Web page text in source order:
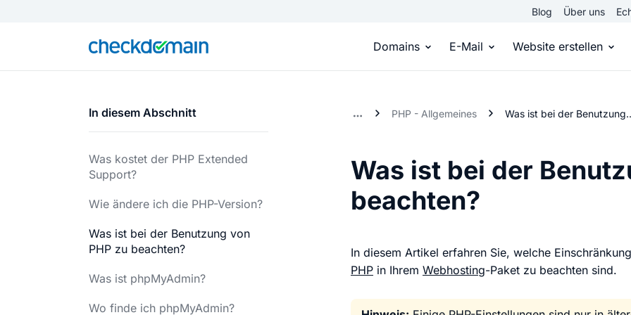
Blog Über uns
Domains
Domain kaufen
Du hast die Idee, wir die passende Domain
Top Level Domains
Über 950 Domain-Endungen aus aller Welt
Domain registrieren
Einfach & schnell beim Domain-Profi
E-Mail
Eigene Email Domain
Erstelle Deine eigene E-
E-Mail-Hosting
Website erstellen
Website
Erstelle
Online-
Bringe
In diesem Abschnitt
Was kostet der PHP Extended
Support?
Wie ändere ich die PHP-Version?
Was ist bei der Benutzung von
PHP zu beachten?
Was ist phpMyAdmin?
Wo finde ich phpMyAdmin?
PHP - Allgemeines Was ist bei der
Was ist bei der
beachten?
In diesem Artikel erfahren Sie, welche
PHP in Ihrem Webhosting-Paket zu beachten sind.